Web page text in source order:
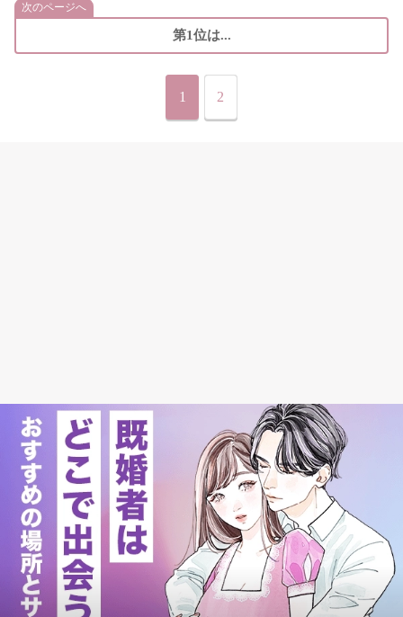
次のページへ
第1位は...
1 2